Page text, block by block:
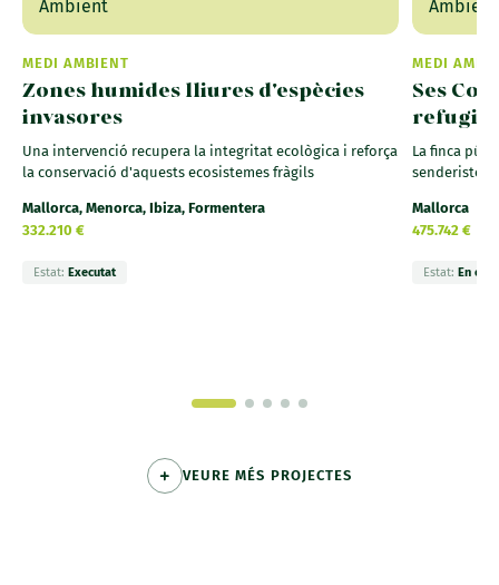
MEDI AMBIENT
Zones humides lliures d'espècies
invasores
Una intervenció recupera la integritat ecològica i reforça
la conservació d'aquests ecosistemes fràgils
Mallorca, Menorca, Ibiza, Formentera
332.210 €
Estat: Executat
MEDI
Ses
refugi
La finca
senderistes
Mallorca
475.742 €
Estat: En
VEURE MÉS PROJECTES